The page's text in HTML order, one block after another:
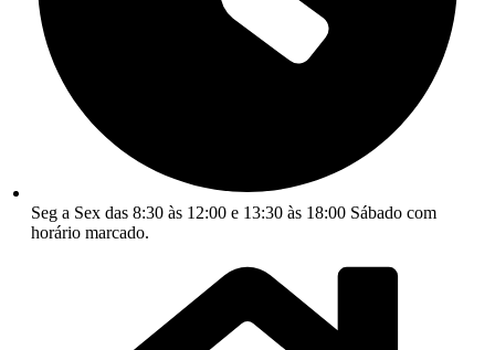
Seg a Sex das 8:30 às 12:00 e 13:30 às 18:00 Sábado com
horário marcado.